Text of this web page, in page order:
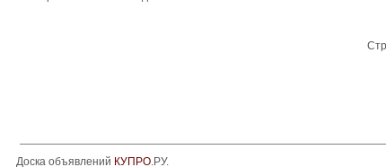
Доска объявлений КУПРО.РУ.